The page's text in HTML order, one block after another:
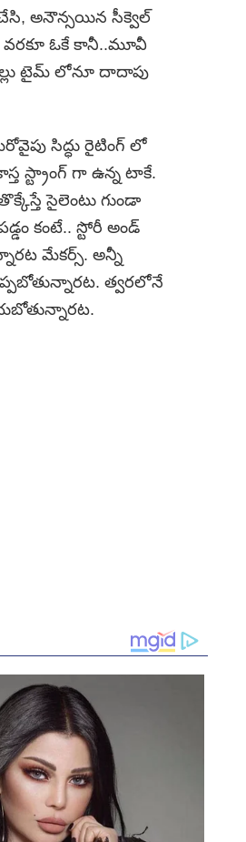
చేసి, అనౌన్సయిన సీక్వెల్‌
వరకూ ఓకే కానీ..మూవీ
టైమ్ లోనూ దాదాపు
సిద్ధు రైటింగ్ లో
స్ట్రాంగ్ గా ఉన్న టాకే.
సైలెంటు గుండా
కంటే.. స్టోరీ అండ్
మేకర్స్. అన్నీ
త్వరలోనే